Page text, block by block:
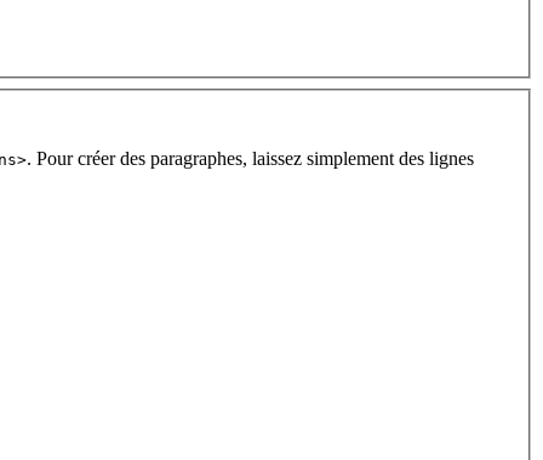
. Pour créer des paragraphes, laissez simplement des lignes